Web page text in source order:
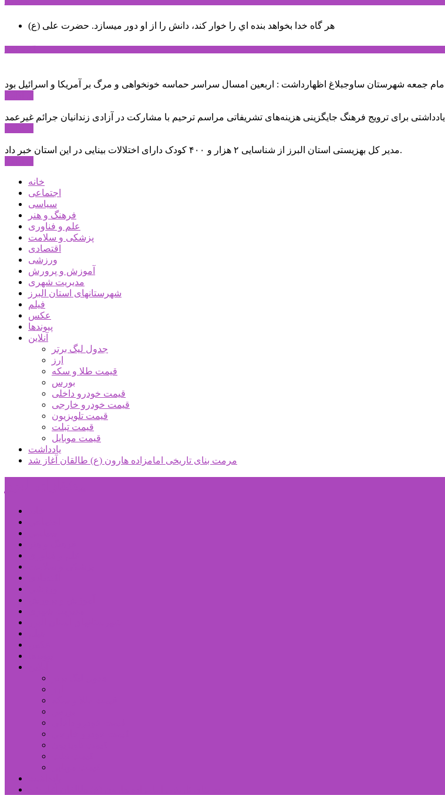
هر گاه خدا بخواهد بنده اي را خوار كند، دانش را از او دور میسازد. حضرت علی (ع)
یادداشتی برای ترویج فرهنگ جایگزینی هزینه‌های تشریفاتی مراسم ترحیم با مشارکت در آزادی زندانیان جرائم غیرعمد
مدیر کل بهزیستی استان البرز از شناسایی ۲ هزار و ۴۰۰ کودک دارای اختلالات بینایی در این استان خبر داد.
خانه
اجتماعی
سیاسی
فرهنگ و هنر
علم و فناوری
پزشکی و سلامت
اقتصادی
ورزشی
آموزش و پرورش
مدیریت شهری
شهرستانهای استان البرز
فیلم
عکس
پیوندها
آنلاین
جدول لیگ برتر
ارز
قیمت طلا و سکه
بورس
قیمت خودرو داخلی
قیمت خودرو خارجی
قیمت تلویزیون
قیمت تبلت
قیمت موبایل
یادداشت
مرمت بنای تاریخی امامزاده هارون (ع) طالقان آغاز شد